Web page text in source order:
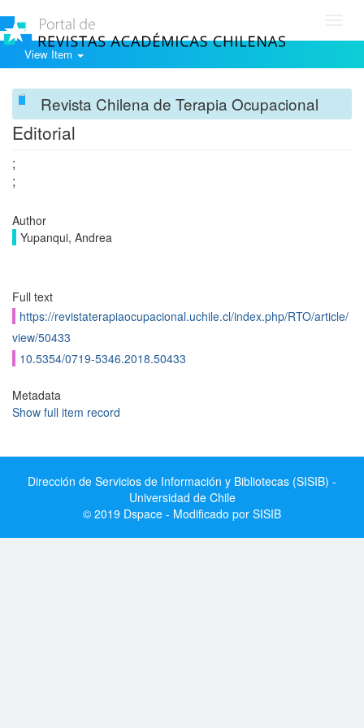
View Item
Revista Chilena de Terapia Ocupacional
Editorial
;
;
Author
Yupanqui, Andrea
Full text
https://revistaterapiaocupacional.uchile.cl/index.php/RTO/article/
view/50433
10.5354/0719-5346.2018.50433
Metadata
Show full item record
Dirección de Servicios de Información y Bibliotecas (SISIB) -
Universidad de Chile
© 2019 Dspace - Modificado por SISIB